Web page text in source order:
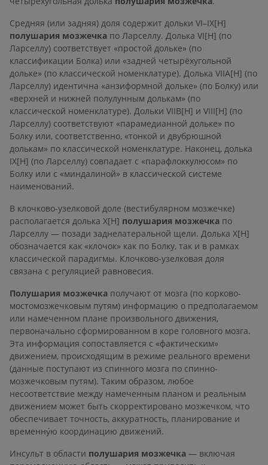
Средняя (или задняя) доля содержит дольки VI–IX[H]
полушария мозжечка по Ларселлу. Долька VI[H] (по
Ларселлу) соответствует «простой дольке» (по
классификации Болка) или «задней четырёхугольной
дольке» (по классической номенклатуре). Долька VIIA[H] (по
Ларселлу) идентична «анзиформной дольке» (по Болку) или
«верхней и нижней полулунным долькам» (по
классической номенклатуре). Дольки VIIB[H] и VIII[H] (по
Ларселлу) соответствуют «парамедианной дольке» по
Болку или, соответственно, «тонкой и двубрюшной
долькам» по классической номенклатуре. Наконец, долька
IX[H] (по Ларселлу) совпадает с «парафлоккулюсом» по
Болку или с «миндалиной» в классической системе
наименований.
В клочково-узелковой доле (вестибулярном мозжечке)
располагается долька X[H] полушария мозжечка по
Ларселлу — позади заднелатеральной щели. Долька X[H]
обозначается как «клочок» как по Болку, так и в рамках
классической парадигмы. Клочково-узелковая доля
связана с регуляцией равновесия.
Полушария мозжечка получают от мозга (по корково-
мостомозжечковым путям) информацию о предполагаемом
или намеченном плане произвольного движения,
первоначально сформированном в коре головного мозга.
Эта информация сопоставляется с «фактическим»
движением, происходящим в режиме реального времени
(данные поступают из спинного мозга по спинно-
мозжечковым путям). Таким образом, любое
несоответствие между намеченным планом и реальным
движением может быть скорректировано мозжечком, что
обеспечивает точность, аккуратность, планирование и
временну́ю координацию движений.
Инсульт в области полушария мозжечка — включая